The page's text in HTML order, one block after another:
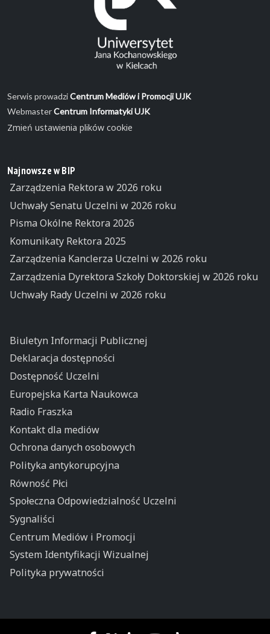
Serwis prowadziCentrum Mediów i Promocji UJK
WebmasterCentrum Informatyki UJK
Zmień ustawienia plików cookie
Najnowsze w BIP
Zarządzenia Rektora w 2026 roku
Uchwały Senatu Uczelni w 2026 roku
Pisma Okólne Rektora 2026
Komunikaty Rektora 2025
Zarządzenia Kanclerza Uczelni w 2026 roku
Zarządzenia Dyrektora Szkoły Doktorskiej w 2026 roku
Uchwały Rady Uczelni w 2026 roku
Biuletyn Informacji Publicznej
Deklaracja dostępności
Dostępność Uczelni
Europejska Karta Naukowca
Radio Fraszka
Kontakt dla mediów
Ochrona danych osobowych
Polityka antykorupcyjna
Równość Płci
Społeczna Odpowiedzialność Uczelni
Sygnaliści
Centrum Mediów i Promocji
System Identyfikacji Wizualnej
Polityka prywatności